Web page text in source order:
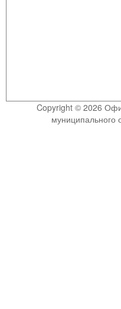
Copyright © 2026
муниципального